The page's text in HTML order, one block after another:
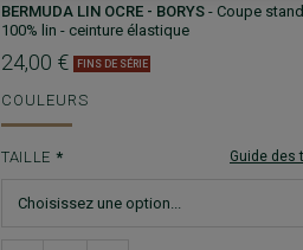
BERMUDA LIN OCRE - BORYS - Coupe
100% lin - ceinture élastique
24,00 € FINS DE SÉRIE
COULEURS
TAILLE Guide des